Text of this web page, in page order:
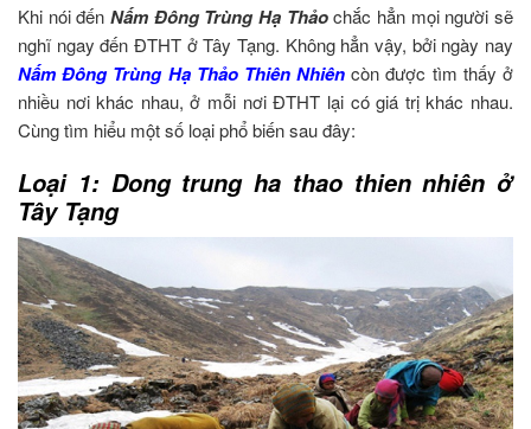
Khi nói đến Nấm Đông Trùng Hạ Thảo chắc hẳn mọi người sẽ
nghĩ ngay đến ĐTHT ở Tây Tạng. Không hẳn vậy, bởi ngày nay
Nấm Đông Trùng Hạ Thảo Thiên Nhiên còn được tìm thấy ở
nhiều nơi khác nhau, ở mỗi nơi ĐTHT lại có giá trị khác nhau.
Cùng tìm hiểu một số loại phổ biến sau đây:
Loại 1: Dong trung ha thao thien nhiên ở
Tây Tạng